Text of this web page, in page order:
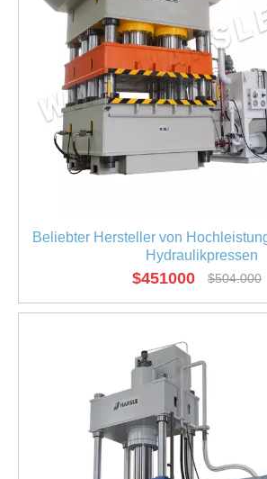
Beliebter Hersteller von
Hydraulikpressen
$451000 $504.000